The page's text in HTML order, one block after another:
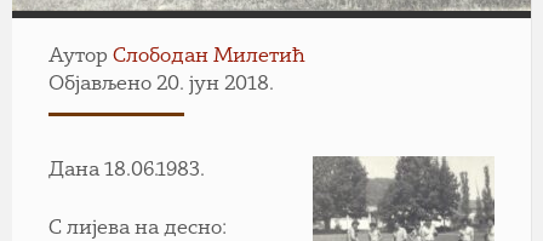
Аутор Слободан Милетић
Објављено 20. јун 2018.
Дана 18.06.1983.
С лијева на десно: